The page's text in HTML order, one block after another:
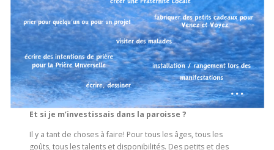
Et si je m’investissais dans la paroisse ?
Il y a tant de choses à faire! Pour tous les âges, tous les
goûts, tous les talents et disponibilités. Des petits et des